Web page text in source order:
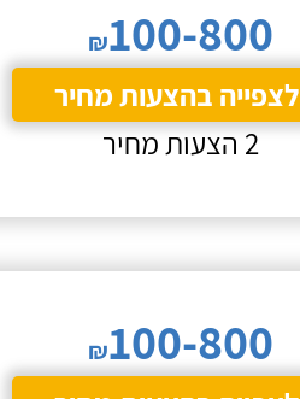
₪100-800
לצפייה בהצעות מחיר
2 הצעות מחיר
₪100-800